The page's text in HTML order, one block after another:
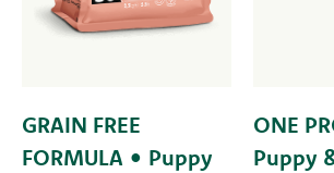
GRAIN FREE
FORMULA • Puppy
ONE
Puppy